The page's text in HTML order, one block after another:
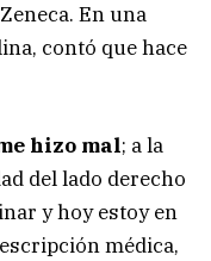
En una
contó que hace
hizo mal; a la
del lado derecho
y hoy estoy en
médica,